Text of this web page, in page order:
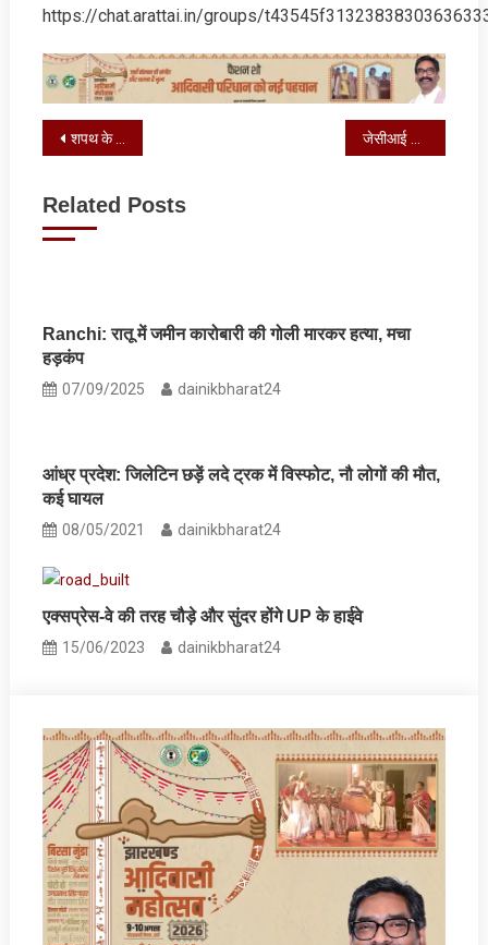
https://chat.arattai.in/groups/
Post
शपथ के साथ सीसीएल में स्वच्छता पखवाड़ा-2026 का शुभारंभ
Related Posts
Ranchi: रातू में जमीन कारोबारी की गोली मारकर हत्या, मचा
हड़कंप
07/09/2025 dainikbharat24
आंध्र प्रदेश: जिलेटिन छड़ें लदे ट्रक में विस्फोट, नौ लोगों की मौत,
कई घायल
08/05/2021 dainikbharat24
एक्सप्रेस-वे की तरह चौड़े और सुंदर होंगे UP के हाईवे
15/06/2023 dainikbharat24